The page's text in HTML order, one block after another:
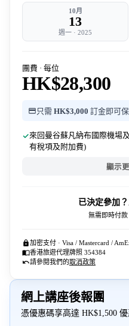
10月
13
週一 · 2025
團費 · 每位
HK$28,300
只需 HK$3,000 訂金即可
來回曼谷蘇凡納布國際機場
有稅項及附加費)
顯示
已決定參加
無需即時付款
加密支付 · Visa / Mastercard /
香港旅遊代理牌照 354384
請參閱我們的取消政策
網上講座後報團
憑優惠碼享高達 HK$1,500 優